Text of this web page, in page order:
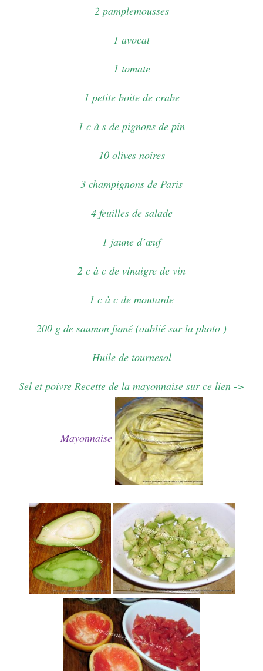
2 pamplemousses
1 avocat
1 tomate
1 petite boite de crabe
1 c à s de pignons de pin
10 olives noires
3 champignons de Paris
4 feuilles de salade
1 jaune d’œuf
2 c à c de vinaigre de vin
1 c à c de moutarde
200 g de saumon fumé (oublié sur la photo )
Huile de tournesol
Sel et poivre Recette de la mayonnaise sur ce lien ->
Mayonnaise